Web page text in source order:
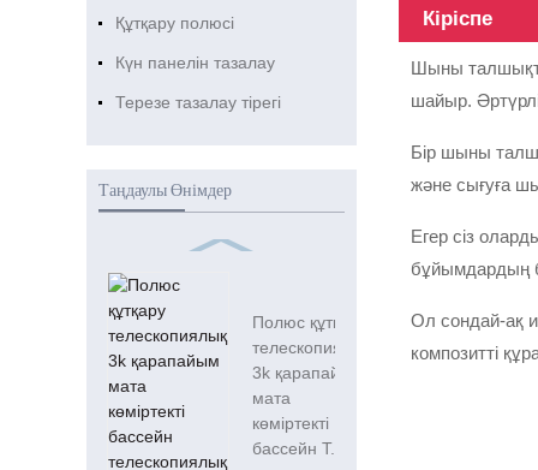
Құтқару полюсі
Күн панелін тазалау
Терезе тазалау тірегі
Таңдаулы Өнімдер
Полюс құтқару
телескопиялық
3k қарапайым
мата
көміртекті
бассейн T...
Кіріспе
Шыны
шайыр.
Бір шыны
және сығуға
Егер сіз
бұйымдардың
Ол сондай-ақ
композитті